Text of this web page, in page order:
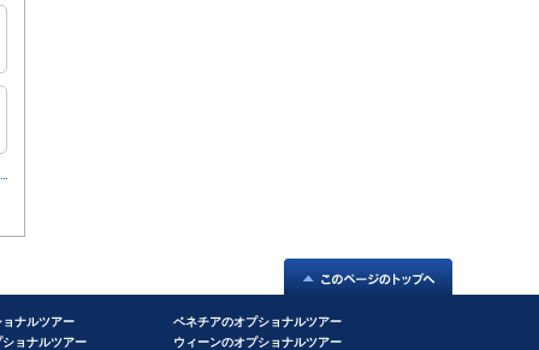
ナルツアー
ョナルツアー
ベネチアのオプショナルツアー
ウィーンのオプショナルツアー